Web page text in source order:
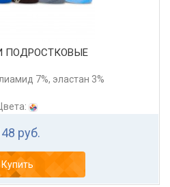
ПОДРОСТКОВЫЕ
7%, эластан 3%
руб.
Купить